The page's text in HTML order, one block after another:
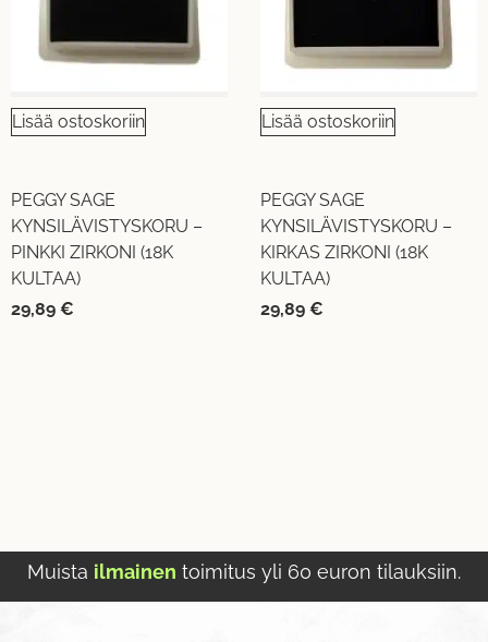
Lisää ostoskoriin
PEGGY SAGE
KYNSILÄVISTYSKORU –
PINKKI ZIRKONI (18K
KULTAA)
29,89 €
Lisää ostoskoriin
PEGGY SAGE
KYNSILÄVISTYSKORU –
KIRKAS ZIRKONI (18K
KULTAA)
29,89 €
Muista ilmainen toimitus yli 60 euron tilauksiin.